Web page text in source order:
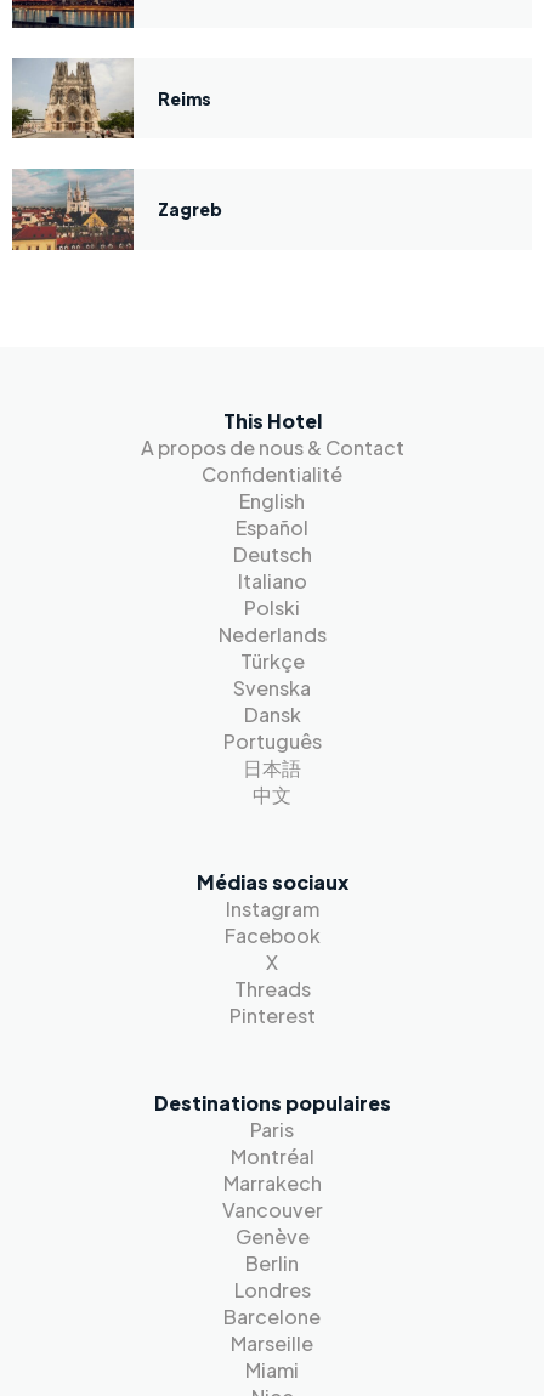
Reims
Zagreb
This Hotel
A propos de nous & Contact
Confidentialité
English
Español
Deutsch
Italiano
Polski
Nederlands
Türkçe
Svenska
Dansk
Português
日本語
中文
Médias sociaux
Instagram
Facebook
X
Threads
Pinterest
Destinations populaires
Paris
Montréal
Marrakech
Vancouver
Genève
Berlin
Londres
Barcelone
Marseille
Miami